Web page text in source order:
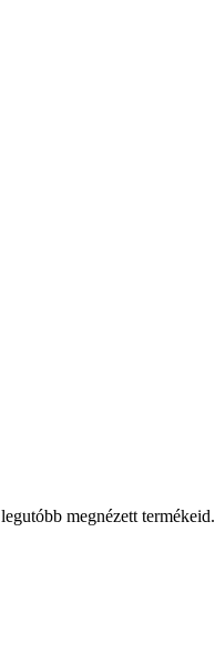
megnézett termékeid.